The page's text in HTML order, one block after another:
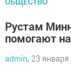
Рустам
помогают
admin, 23 января